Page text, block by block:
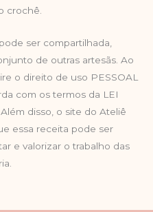
crochê.
ser compartilhada,
de outras artesãs. Ao
o direito de uso PESSOAL
com os termos da LEI
disso, o site do Ateliê
essa receita pode ser
e valorizar o trabalho das